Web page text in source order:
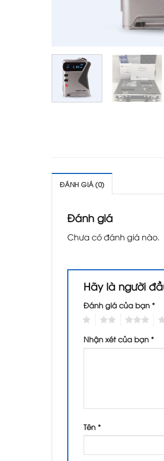
ĐÁNH GIÁ (0)
Đánh giá
Chưa có đánh giá nào.
Hãy là người
Đánh giá của bạn *
Nhận xét của bạn *
Tên *